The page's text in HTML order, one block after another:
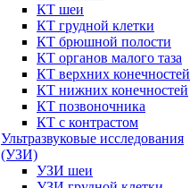
КТ шеи
КТ грудной клетки
КТ брюшной полости
КТ органов малого таза
КТ верхних конечностей
КТ нижних конечностей
КТ позвоночника
КТ с контрастом
Ультразвуковые исследования
(УЗИ)
УЗИ шеи